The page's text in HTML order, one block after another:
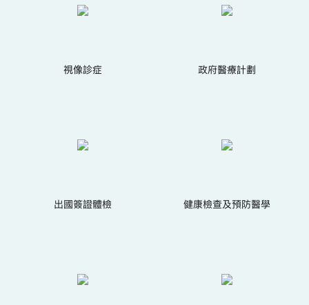
視像診症 政府醫療計劃
出國簽證體檢 健康檢查及預防醫學